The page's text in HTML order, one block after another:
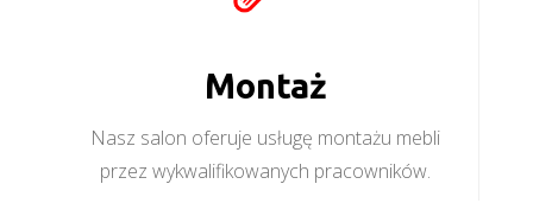
Montaż
Nasz salon oferuje usługę montażu mebli
przez wykwalifikowanych pracowników.